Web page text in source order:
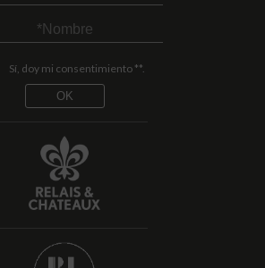
Sí, doy mi consentimiento **.